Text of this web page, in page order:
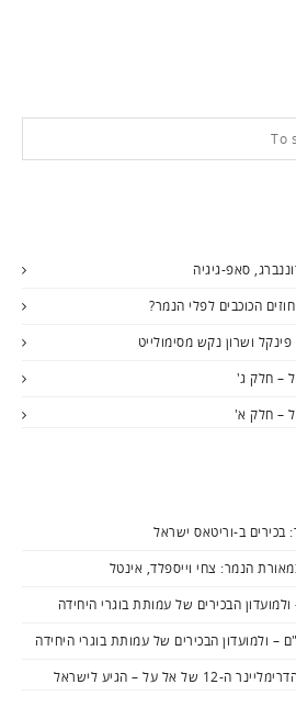
סאפ-גיגיה
הכוכבים לפלי הנמר?
ושרון נקש מסימולייט
ב-וריטאס ישראל
הנמר: צחי וייספלד, אינטל
הבכירים של עמותת בוגרי היחידה
– ולמועדון הבכירים של עמותת בוגרי היחידה
אל על – הגיע לישראל